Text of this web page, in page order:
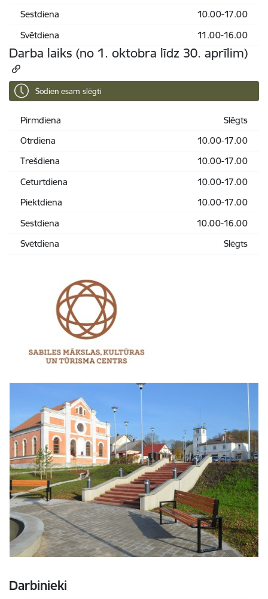
Sestdiena
10.00-17.00
Svētdiena
11.00-16.00
Darba laiks (no 1. oktobra līdz 30. aprīlim)
Šodien esam slēgti
Pirmdiena
Slēgts
Otrdiena
10.00-17.00
Trešdiena
10.00-17.00
Ceturtdiena
10.00-17.00
Piektdiena
10.00-17.00
Sestdiena
10.00-16.00
Svētdiena
Slēgts
Darbinieki